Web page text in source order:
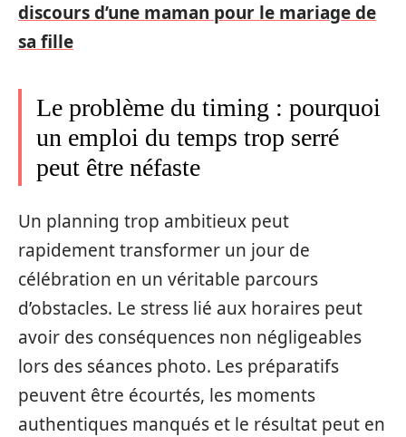
discours d’une maman pour le mariage de
sa fille
Le problème du timing : pourquoi
un emploi du temps trop serré
peut être néfaste
Un planning trop ambitieux peut
rapidement transformer un jour de
célébration en un véritable parcours
d’obstacles. Le stress lié aux horaires peut
avoir des conséquences non négligeables
lors des séances photo. Les préparatifs
peuvent être écourtés, les moments
authentiques manqués et le résultat peut en